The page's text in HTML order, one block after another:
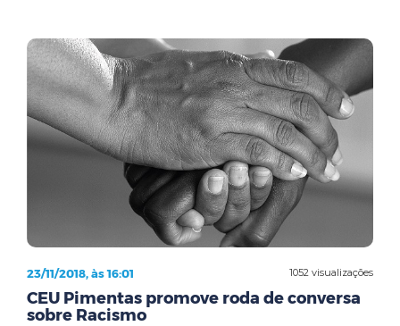
1052 visualizações
23/11/2018, às 16:01
CEU Pimentas promove roda de conversa
sobre Racismo